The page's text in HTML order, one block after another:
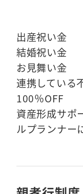
出産祝い金
結婚祝い金
お見舞い金
連携している
100％OFF
資産形成サポ
ルプランナー